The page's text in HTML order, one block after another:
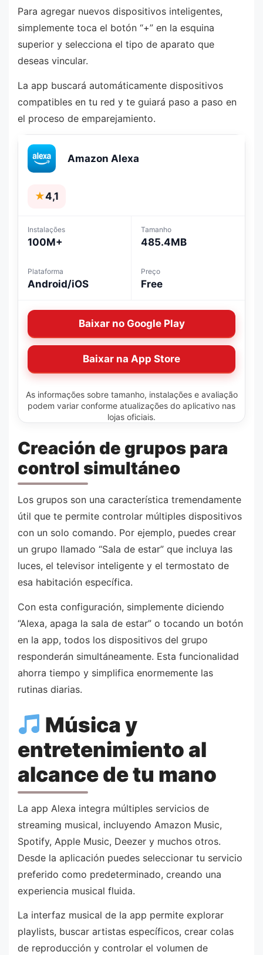
Para agregar nuevos dispositivos inteligentes,
simplemente toca el botón “+” en la esquina
superior y selecciona el tipo de aparato que
deseas vincular.
La app buscará automáticamente dispositivos
compatibles en tu red y te guiará paso a paso en
el proceso de emparejamiento.
Amazon Alexa
★4,1
Instalações
100M+
Tamanho
485.4MB
Plataforma
Android/iOS
Preço
Free
Baixar no Google Play
Baixar na App Store
As informações sobre tamanho, instalações e avaliação
podem variar conforme atualizações do aplicativo nas
lojas oficiais.
Creación de grupos para
control simultáneo
Los grupos son una característica tremendamente
útil que te permite controlar múltiples dispositivos
con un solo comando. Por ejemplo, puedes crear
un grupo llamado “Sala de estar” que incluya las
luces, el televisor inteligente y el termostato de
esa habitación específica.
Con esta configuración, simplemente diciendo
“Alexa, apaga la sala de estar” o tocando un botón
en la app, todos los dispositivos del grupo
responderán simultáneamente. Esta funcionalidad
ahorra tiempo y simplifica enormemente las
rutinas diarias.
Música y
entretenimiento al
alcance de tu mano
La app Alexa integra múltiples servicios de
streaming musical, incluyendo Amazon Music,
Spotify, Apple Music, Deezer y muchos otros.
Desde la aplicación puedes seleccionar tu servicio
preferido como predeterminado, creando una
experiencia musical fluida.
La interfaz musical de la app permite explorar
playlists, buscar artistas específicos, crear colas
de reproducción y controlar el volumen de